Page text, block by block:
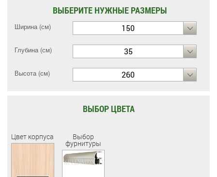
ВЫБЕРИТЕ НУЖНЫЕ РАЗМЕРЫ
Ширина (см) 150
Глубина (см) 35
Высота (см) 260
ВЫБОР ЦВЕТА
Цвет корпуса Выбор
фурнитуры